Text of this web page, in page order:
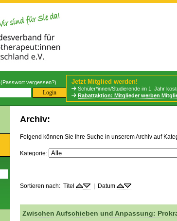
(Passwort vergessen?) Jetzt Mitglied werden!
Schüler*innen/Studierende im 1. Jahr
Rabattaktion: Mitglieder werben
📢
Archiv:
Folgend können Sie Ihre Suche in unserem Archiv auf
Kategorie:
Sortieren nach: Titel | Datum
Zwischen Aufschieben und Anpassung: